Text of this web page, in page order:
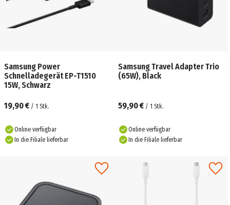
Samsung Power
Schnelladegerät EP-T1510
15W, Schwarz
19,90 € / 1 Stk.
Online verfügbar
In die Filiale lieferbar
Samsung Travel Adapter Trio
(65W), Black
59,90 € / 1 Stk.
Online verfügbar
In die Filiale lieferbar